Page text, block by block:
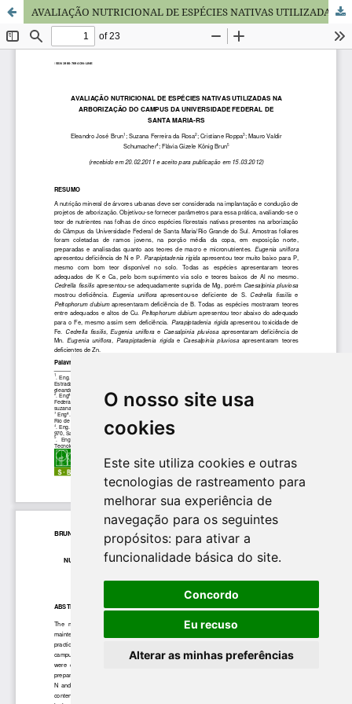
O nosso site usa
cookies
Este site utiliza cookies e outras
tecnologias de rastreamento para
melhorar sua experiência de
navegação para os seguintes
propósitos: para ativar a
funcionalidade básica do site.
Concordo
Eu recuso
Alterar as minhas preferências
AVALIAÇÃO NUTRICIONAL DE ESPÉCIES NATIVAS UTILIZADAS NA ARBORIZAÇÃO DO CAMPUS DA UNIVERSIDADE FEDERAL DE SANTA MARIA-RS